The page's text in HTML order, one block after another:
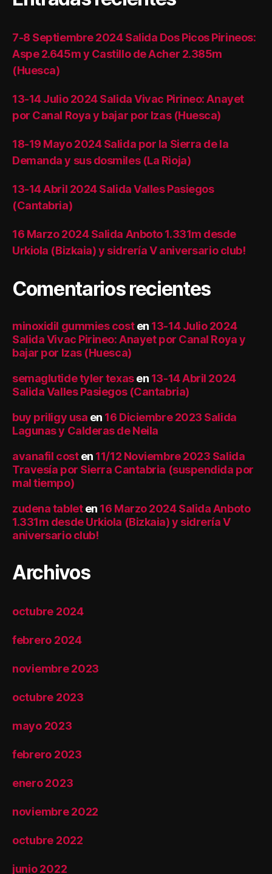
7-8 Septiembre 2024 Salida Dos Picos Pirineos:
Aspe 2.645m y Castillo de Acher 2.385m
(Huesca)
13-14 Julio 2024 Salida Vivac Pirineo: Anayet
por Canal Roya y bajar por Izas (Huesca)
18-19 Mayo 2024 Salida por la Sierra de la
Demanda y sus dosmiles (La Rioja)
13-14 Abril 2024 Salida Valles Pasiegos
(Cantabria)
16 Marzo 2024 Salida Anboto 1.331m desde
Urkiola (Bizkaia) y sidrería V aniversario club!
Comentarios recientes
minoxidil gummies costen 13-14 Julio 2024
Salida Vivac Pirineo: Anayet por Canal Roya y
bajar por Izas (Huesca)
semaglutide tyler texasen 13-14 Abril 2024
Salida Valles Pasiegos (Cantabria)
buy priligy usa en 16 Diciembre 2023 Salida
Lagunas y Calderas de Neila
avanafil costen 11/12 Noviembre 2023 Salida
Travesía por Sierra Cantabria (suspendida por
mal tiempo)
zudena tableten 16 Marzo 2024 Salida Anboto
1.331m desde Urkiola (Bizkaia) y sidrería V
aniversario club!
Archivos
octubre 2024
febrero 2024
noviembre 2023
octubre 2023
mayo 2023
febrero 2023
enero 2023
noviembre 2022
octubre 2022
junio 2022